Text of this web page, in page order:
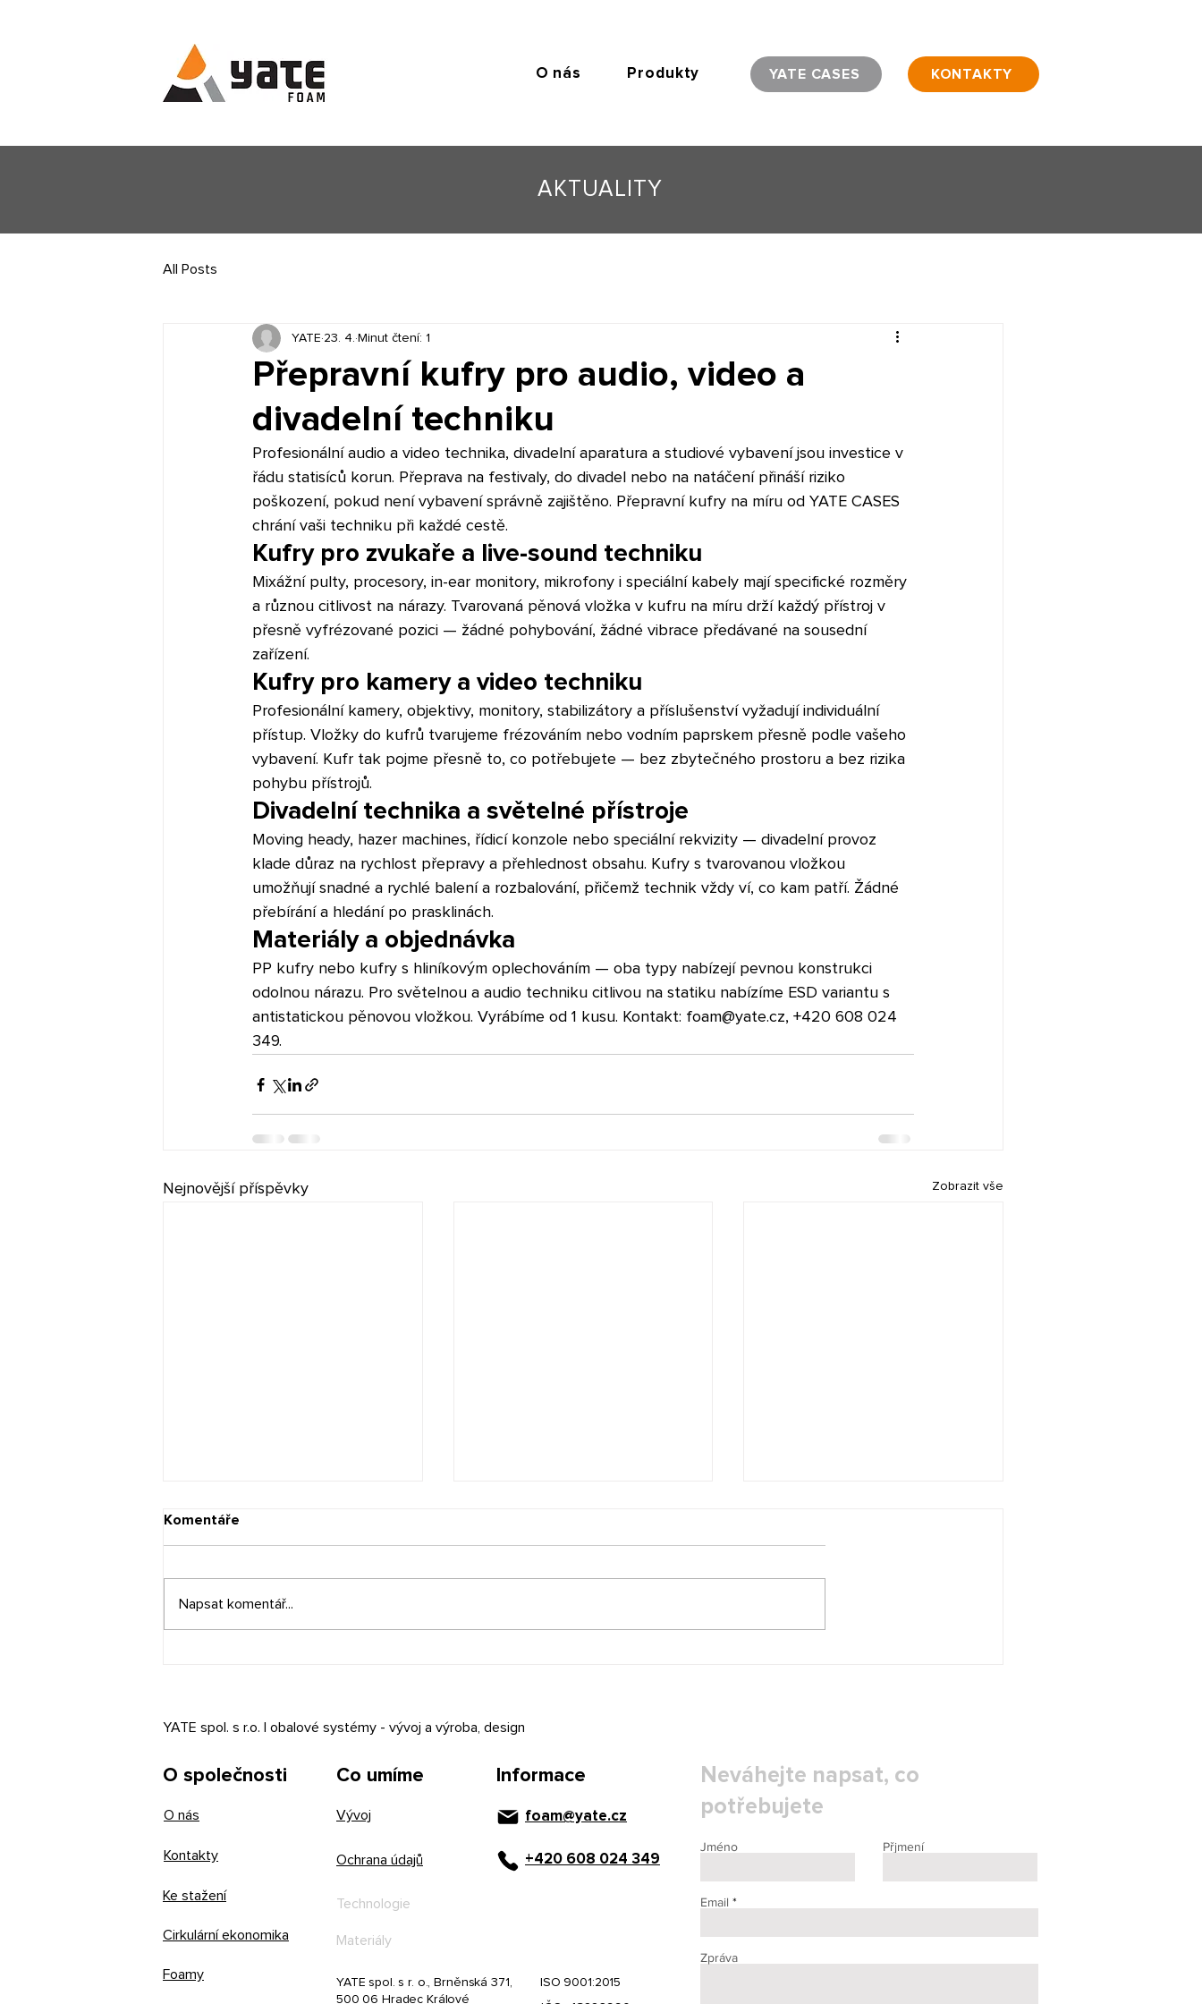
O nás Produkty YATE CASES KONTAKTY
AKTUALITY
All Posts
Přepravní kufry pro audio, video a
divadelní techniku
YATE 23. 4. Minut čtení: 1
Profesionální audio a video technika, divadelní aparatura a studiové vybavení jsou investice v
řádu statisíců korun. Přeprava na festivaly, do divadel nebo na natáčení přináší riziko
poškození, pokud není vybavení správně zajištěno. Přepravní kufry na míru od YATE CASES
chrání vaši techniku při každé cestě.
Kufry pro zvukaře a live-sound techniku
Mixážní pulty, procesory, in-ear monitory, mikrofony i speciální kabely mají specifické rozměry
a různou citlivost na nárazy. Tvarovaná pěnová vložka v kufru na míru drží každý přístroj v
přesně vyfrézované pozici — žádné pohybování, žádné vibrace předávané na sousední
zařízení.
Kufry pro kamery a video techniku
Profesionální kamery, objektivy, monitory, stabilizátory a příslušenství vyžadují individuální
přístup. Vložky do kufrů tvarujeme frézováním nebo vodním paprskem přesně podle vašeho
vybavení. Kufr tak pojme přesně to, co potřebujete — bez zbytečného prostoru a bez rizika
pohybu přístrojů.
Divadelní technika a světelné přístroje
Moving heady, hazer machines, řídicí konzole nebo speciální rekvizity — divadelní provoz
klade důraz na rychlost přepravy a přehlednost obsahu. Kufry s tvarovanou vložkou
umožňují snadné a rychlé balení a rozbalování, přičemž technik vždy ví, co kam patří. Žádné
přebírání a hledání po prasklinách.
Materiály a objednávka
PP kufry nebo kufry s hliníkovým oplechováním — oba typy nabízejí pevnou konstrukci
odolnou nárazu. Pro světelnou a audio techniku citlivou na statiku nabízíme ESD variantu s
antistatickou pěnovou vložkou. Vyrábíme od 1 kusu. Kontakt: foam@yate.cz, +420 608 024
349.
Nejnovější příspěvky Zobrazit vše
Komentáře
Napsat komentář...
YATE spol. s r.o. | obalové systémy - vývoj a výroba, design
Co umíme Informace
O společnosti
O nás
Kontakty
Ke stažení
Cirkulární ekonomika
Foamy
Vývoj
Ochrana údajů
foam@yate.cz
+420 608 024 349
Technologie
Materiály
YATE spol. s r. o., Brněnská 371,
500 06 Hradec Králové
ISO 9001:2015
Neváhejte napsat, co
potřebujete
Jméno Přjmení
Email
Zpráva